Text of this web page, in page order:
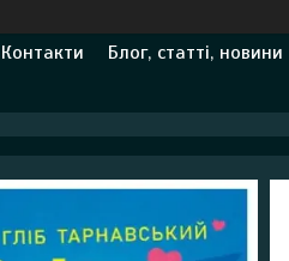
Контакти Блог, статті, новини